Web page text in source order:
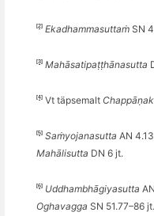
[2] Ekadhammasuttaṁ SN
[3] Mahāsatipaṭṭhānasutta
[4] Vt täpsemalt
[5] Saṁyojanasutta AN
Mahālisutta DN 6 jt.
[6] Uddhambhāgiyasutta
Oghavagga SN 51.77–86 jt.